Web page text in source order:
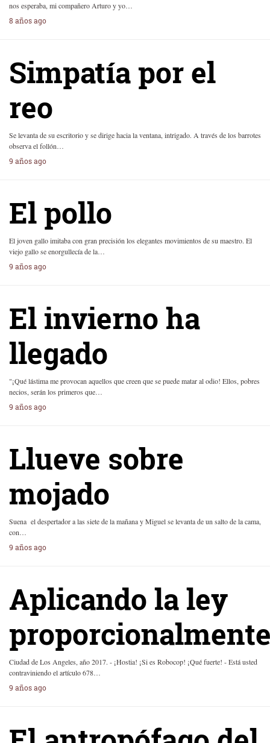
nos esperaba, mi compañero Arturo y yo…
8 años ago
Simpatía por el
reo
Se levanta de su escritorio y se dirige hacia la ventana, intrigado. A través de los barrotes
observa el follón…
9 años ago
El pollo
El joven gallo imitaba con gran precisión los elegantes movimientos de su maestro. El
viejo gallo se enorgullecía de la…
9 años ago
El invierno ha
llegado
"¡Qué lástima me provocan aquellos que creen que se puede matar al odio! Ellos, pobres
necios, serán los primeros que…
9 años ago
Llueve sobre
mojado
Suena el despertador a las siete de la mañana y Miguel se levanta de un salto de la cama,
con…
9 años ago
Aplicando la ley
Ciudad de Los Angeles, año 2017. - ¡Hostia! ¡Si es Robocop! ¡Qué fuerte! - Está usted
contraviniendo el artículo 678…
9 años ago